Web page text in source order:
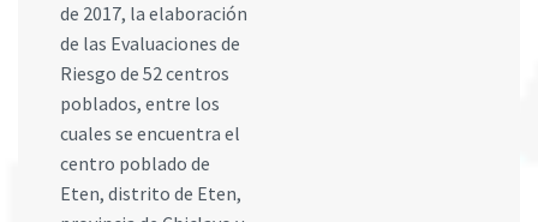
de 2017, la elaboración
de las Evaluaciones de
Riesgo de 52 centros
poblados, entre los
cuales se encuentra el
centro poblado de
Eten, distrito de Eten,